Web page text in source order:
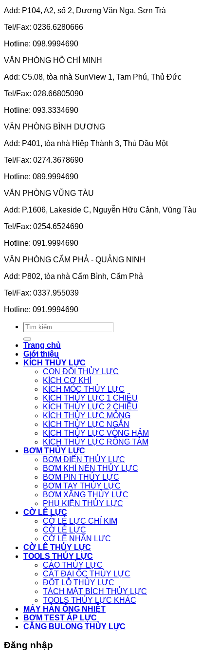
Add: P104, A2, số 2, Dương Văn Nga, Sơn Trà
Tel/Fax: 0236.6280666
Hotline: 098.9994690
VĂN PHÒNG HỒ CHÍ MINH
Add: C5.08, tòa nhà SunView 1, Tam Phú, Thủ Đức
Tel/Fax: 028.66805090
Hotline: 093.3334690
VĂN PHÒNG BÌNH DƯƠNG
Add: P401, tòa nhà Hiệp Thành 3, Thủ Dầu Một
Tel/Fax: 0274.3678690
Hotline: 089.9994690
VĂN PHÒNG VŨNG TÀU
Add: P.1606, Lakeside C, Nguyễn Hữu Cảnh, Vũng Tàu
Tel/Fax: 0254.6524690
Hotline: 091.9994690
VĂN PHÒNG CẨM PHẢ - QUẢNG NINH
Add: P802, tòa nhà Cẩm Bình, Cẩm Phả
Tel/Fax: 0337.955039
Hotline: 091.9994690
Tìm
kiếm:
Trang chủ
Giới thiệu
KÍCH THỦY LỰC
CON ĐỘI THỦY LỰC
KÍCH CƠ KHÍ
KÍCH MÓC THỦY LỰC
KÍCH THỦY LỰC 1 CHIỀU
KÍCH THỦY LỰC 2 CHIỀU
KÍCH THỦY LỰC MỎNG
KÍCH THỦY LỰC NGẮN
KÍCH THỦY LỰC VÒNG HẢM
KÍCH THỦY LỰC RỖNG TÂM
BƠM THỦY LỰC
BƠM ĐIỆN THỦY LỰC
BƠM KHÍ NÉN THỦY LỰC
BƠM PIN THỦY LỰC
BƠM TAY THỦY LỰC
BƠM XĂNG THỦY LỰC
PHỤ KIỆN THỦY LỰC
CỜ LÊ LỰC
CỜ LÊ LỰC CHỈ KIM
CỜ LÊ LỰC
CỜ LÊ NHÂN LỰC
CỜ LÊ THỦY LỰC
TOOLS THỦY LỰC
CẢO THỦY LỰC
CẮT ĐAI ỐC THỦY LỰC
ĐỘT LỖ THỦY LỰC
TÁCH MẶT BÍCH THỦY LỰC
TOOLS THỦY LỰC KHÁC
MÁY HÀN ỐNG NHIỆT
BƠM TEST ÁP LỰC
CĂNG BULONG THỦY LỰC
Đăng nhập